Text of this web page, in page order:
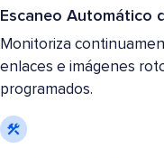
Escaneo Automático
Monitoriza
enlaces e imágenes
programados.